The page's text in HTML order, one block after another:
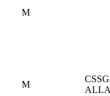
M
M
CSSG